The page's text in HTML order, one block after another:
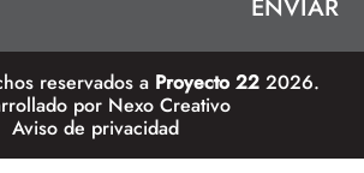
reservados a Proyecto 22 2026.
por Nexo Creativo
Aviso de privacidad